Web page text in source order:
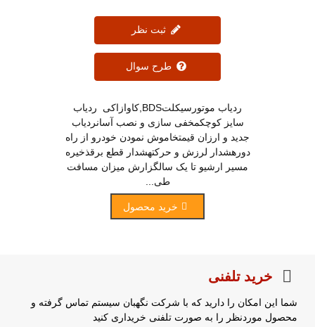
ثبت نظر
طرح سوال
ردیاب موتورسیکلتBDS,کاوازاکی ردیاب
سایز کوچکمخفی سازی و نصب آسانردیاب
جدید و ارزان قیمتخاموش نمودن خودرو از راه
دورهشدار لرزش و حرکتهشدار قطع برقذخیره
مسیر ارشیو تا یک سالگزارش میزان مسافت
طی...
خرید محصول
خرید تلفنی
شما این امکان را دارید که با شرکت نگهبان سیستم تماس گرفته و
محصول موردنظر را به صورت تلفنی خریداری کنید